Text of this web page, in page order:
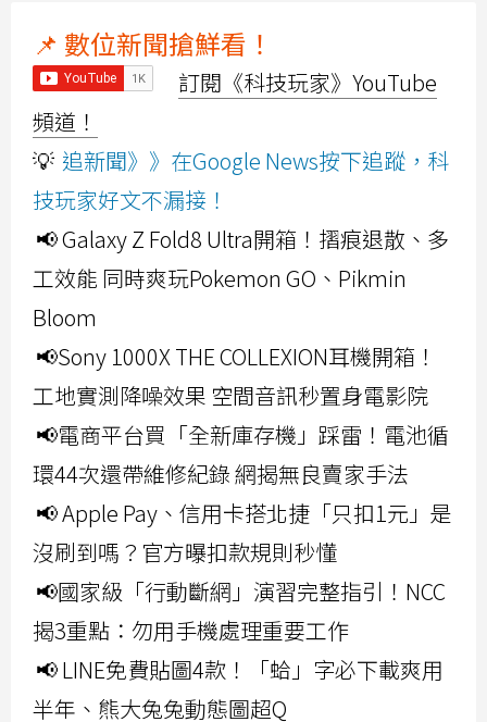
📌 數位新聞搶鮮看！
訂閱《科技玩家》YouTube
頻道！
💡 追新聞》》在Google News按下追蹤，科
技玩家好文不漏接！
📢 Galaxy Z Fold8 Ultra開箱！摺痕退散、多
工效能 同時爽玩Pokemon GO、Pikmin
Bloom
📢Sony 1000X THE COLLEXION耳機開箱！
工地實測降噪效果 空間音訊秒置身電影院
📢電商平台買「全新庫存機」踩雷！電池循
環44次還帶維修紀錄 網揭無良賣家手法
📢 Apple Pay、信用卡搭北捷「只扣1元」是
沒刷到嗎？官方曝扣款規則秒懂
📢國家級「行動斷網」演習完整指引！NCC
揭3重點：勿用手機處理重要工作
📢 LINE免費貼圖4款！「蛤」字必下載爽用
半年、熊大兔兔動態圖超Q